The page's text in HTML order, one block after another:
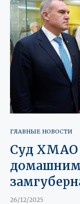
ГЛАВНЫЕ НОВОСТИ
Суд ХМАО
домашним
26/12/2025